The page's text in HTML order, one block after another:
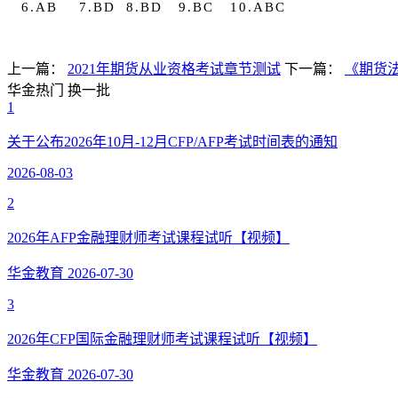
6.AB 7.BD 8.BD 9.BC 10.ABC
上一篇： 2021年期货从业资格考试章节测试 下一篇：
《期货
华金热门
换一批
1
关于公布2026年10月-12月CFP/AFP考试时间表的通知
2026-08-03
2
2026年AFP金融理财师考试课程试听【视频】
华金教育 2026-07-30
3
2026年CFP国际金融理财师考试课程试听【视频】
华金教育 2026-07-30